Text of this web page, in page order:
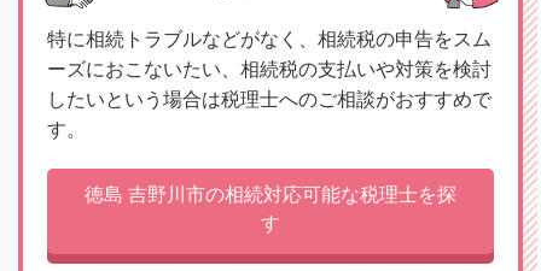
特に相続トラブルなどがなく、相続税の申告をスム
ーズにおこないたい、相続税の支払いや対策を検討
したいという場合は税理士へのご相談がおすすめで
す。
徳島 吉野川市の相続対応可能な税理士を探
す